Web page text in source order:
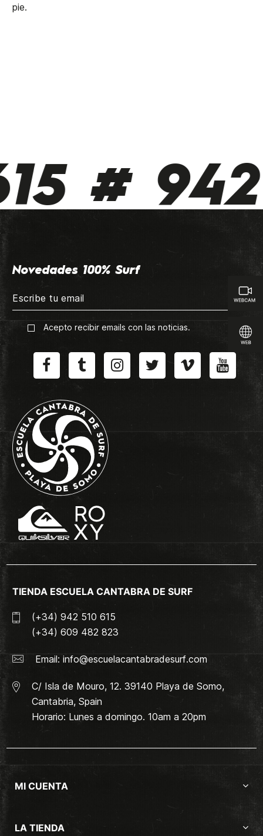
pie.
# 942
Novedades 100% Surf
Acepto recibir emails con las noticias.
TIENDA ESCUELA CANTABRA DE SURF
(+34) 942 510 615
(+34) 609 482 823
Email: info@escuelacantabradesurf.com
C/ Isla de Mouro, 12. 39140 Playa de Somo,
Cantabria, Spain
Horario: Lunes a domingo. 10am a 20pm
MI CUENTA
LA TIENDA